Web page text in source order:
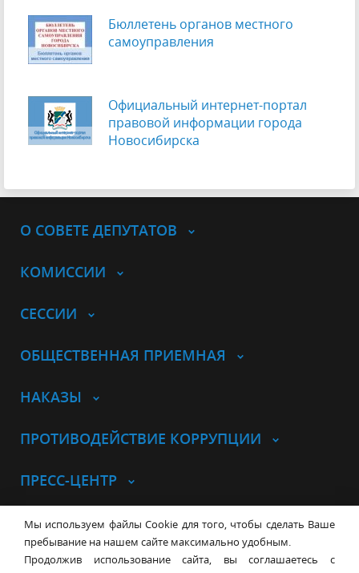
Бюллетень органов местного
самоуправления
Официальный интернет-портал
правовой информации города
Новосибирска
О СОВЕТЕ ДЕПУТАТОВ
КОМИССИИ
СЕССИИ
ОБЩЕСТВЕННАЯ ПРИЕМНАЯ
НАКАЗЫ
ПРОТИВОДЕЙСТВИЕ КОРРУПЦИИ
ПРЕСС-ЦЕНТР
© Совет депутатов города
НовосибирскаКонтакты Карта сайта
630099, г. Новосибирск, Красный
Мы используем файлы Cookie для того, чтобы сделать Ваше
пребывание на нашем сайте максимально удобным.
Продолжив использование сайта, вы соглашаетесь с